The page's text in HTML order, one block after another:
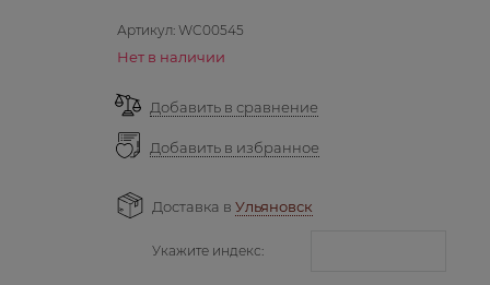
Артикул: WC00545
Нет в наличии
Добавить в сравнение
Добавить в избранное
Доставка в Ульяновск
Укажите индекс: